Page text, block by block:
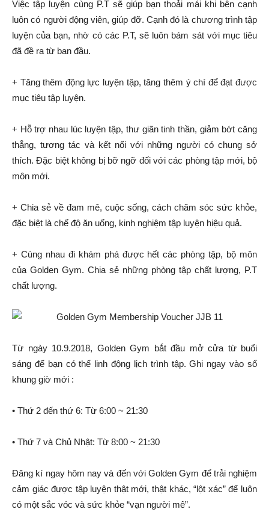
Việc tập luyện cùng P.T sẽ giúp bạn thoải mái khi bên cạnh
luôn có người động viên, giúp đỡ. Cạnh đó là chương trình tập
luyện của bạn, nhờ có các P.T, sẽ luôn bám sát với mục tiêu
đã đề ra từ ban đầu.
+ Tăng thêm động lực luyện tập, tăng thêm ý chí để đạt được
mục tiêu tập luyện.
+ Hỗ trợ nhau lúc luyện tập, thư giãn tinh thần, giảm bớt căng
thẳng, tương tác và kết nối với những người có chung sở
thích. Đặc biệt không bị bỡ ngỡ đối với các phòng tập mới, bộ
môn mới.
+ Chia sẻ về đam mê, cuộc sống, cách chăm sóc sức khỏe,
đặc biệt là chế độ ăn uống, kinh nghiệm tập luyện hiệu quả.
+ Cùng nhau đi khám phá được hết các phòng tập, bộ môn
của Golden Gym. Chia sẻ những phòng tập chất lượng, P.T
chất lượng.
Từ ngày 10.9.2018, Golden Gym bắt đầu mở cửa từ buổi
sáng để bạn có thể linh động lịch trình tập. Ghi ngay vào sổ
khung giờ mới :
• Thứ 2 đến thứ 6: Từ 6:00 ~ 21:30
• Thứ 7 và Chủ Nhật: Từ 8:00 ~ 21:30
Đăng kí ngay hôm nay và đến với Golden Gym để trải nghiệm
cảm giác được tập luyện thật mới, thật khác, “lột xác” để luôn
có một sắc vóc và sức khỏe “vạn người mê”.